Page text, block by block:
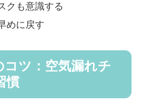
クも意識する
めに戻す
ツ：空気漏れチ
慣